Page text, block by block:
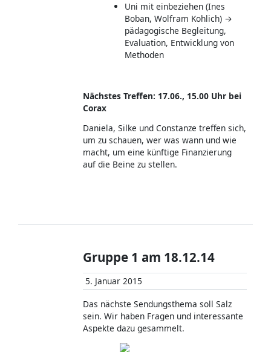
Uni mit einbeziehen (Ines
Boban, Wolfram Kohlich) →
pädagogische Begleitung,
Evaluation, Entwicklung von
Methoden
Nächstes Treffen: 17.06., 15.00 Uhr bei
Corax
Daniela, Silke und Constanze treffen sich,
um zu schauen, wer was wann und wie
macht, um eine künftige Finanzierung
auf die Beine zu stellen.
Gruppe 1 am 18.12.14
5. Januar 2015
Das nächste Sendungsthema soll Salz
sein. Wir haben Fragen und interessante
Aspekte dazu gesammelt.